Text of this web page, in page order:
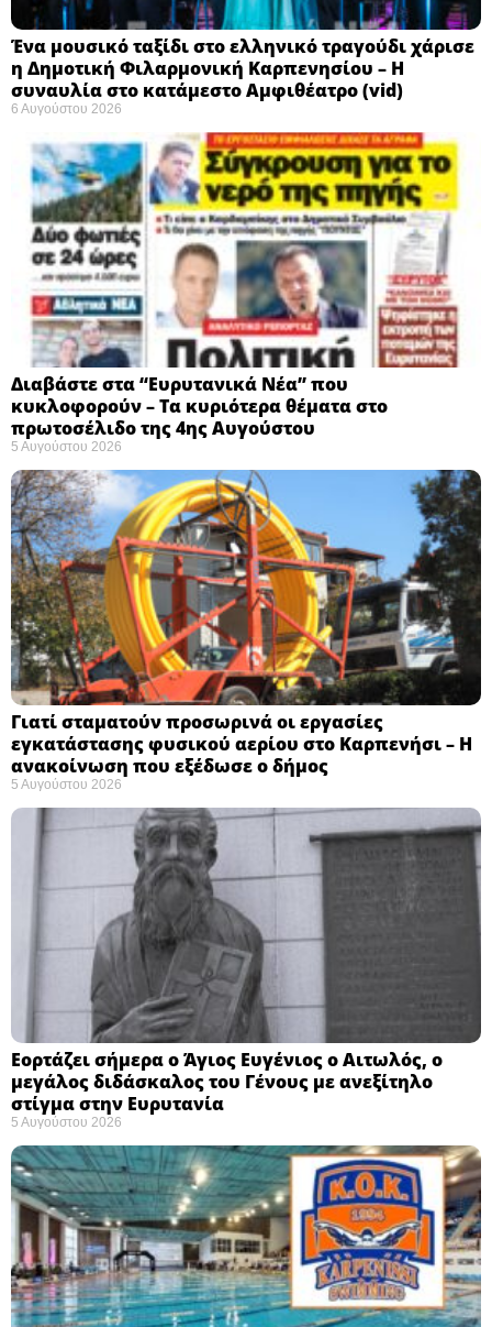
Ένα μουσικό ταξίδι στο ελληνικό τραγούδι χάρισε
η Δημοτική Φιλαρμονική Καρπενησίου – Η
συναυλία στο κατάμεστο Αμφιθέατρο (vid)
6 Αυγούστου 2026
Διαβάστε στα “Ευρυτανικά Νέα” που
κυκλοφορούν – Τα κυριότερα θέματα στο
πρωτοσέλιδο της 4ης Αυγούστου
5 Αυγούστου 2026
Γιατί σταματούν προσωρινά οι εργασίες
εγκατάστασης φυσικού αερίου στο Καρπενήσι – Η
ανακοίνωση που εξέδωσε ο δήμος
5 Αυγούστου 2026
Εορτάζει σήμερα ο Άγιος Ευγένιος ο Αιτωλός, ο
μεγάλος διδάσκαλος του Γένους με ανεξίτηλο
στίγμα στην Ευρυτανία
5 Αυγούστου 2026